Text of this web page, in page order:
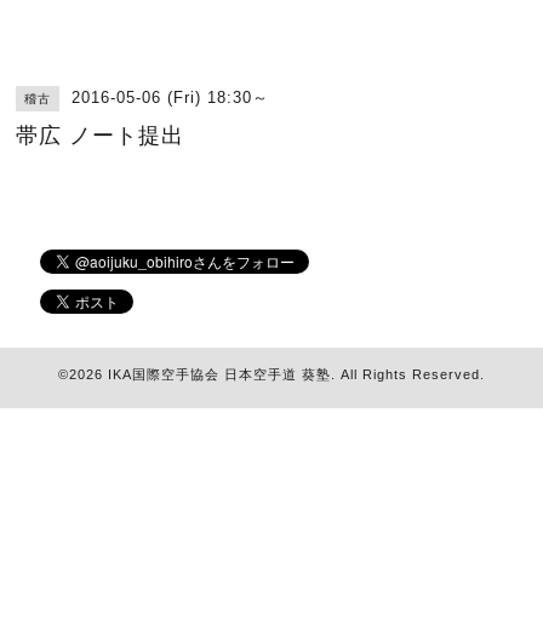
稽古 2016-05-06 (Fri) 18:30～
帯広 ノート提出
©2026 IKA国際空手協会 日本空手道 葵塾 . All Rights Reserved.